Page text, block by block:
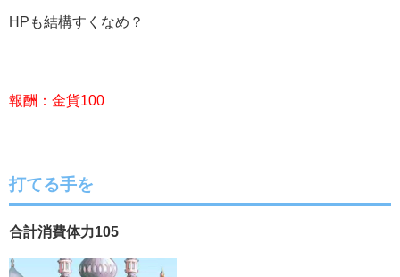
HPも結構すくなめ？
報酬：金貨100
打てる手を
合計消費体力105